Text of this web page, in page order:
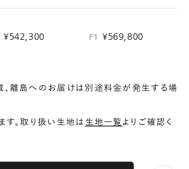
¥542,300 F1 ¥569,800
離島へのお届けは別途料金が発生する場
す。取り扱い生地は 生地一覧よりご確認く